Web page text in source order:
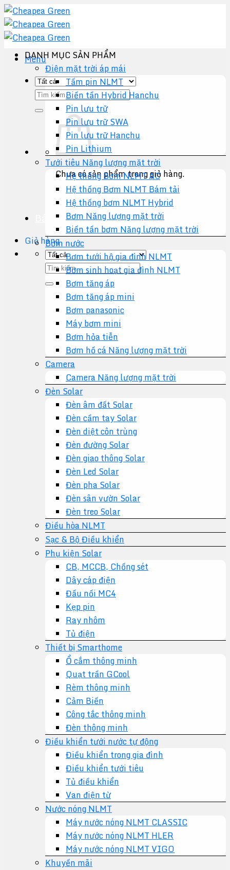
Chuyển
đến
nội
dung
Menu
Tìm
kiếm:
Chưa có sản phẩm trong giỏ hàng.
Quay trở lại cửa hàng
Báo giá +
Giỏ hàng
Tìm
kiếm:
DANH MỤC SẢN PHẨM
Điện mặt trời áp mái
Tấm pin NLMT
Biến tần Hybrid Hanchu
Pin lưu trữ
Pin lưu trữ SWA
Pin lưu trữ Hanchu
Pin Lithium
Tưới tiêu Năng lượng mặt trời
Hệ thống Bơm NLMT AC
Hệ thống Bơm NLMT Bám tải
Hệ thống bơm NLMT Hybrid
Bơm Năng lượng mặt trời
Biến tần bơm Năng lượng mặt trời
Bơm nước
Bơm tưới hộ gia đình NLMT
Bơm sinh hoạt gia đình NLMT
Bơm tăng áp
Bơm tăng áp mini
Bơm panasonic
Máy bơm mini
Bơm hỏa tiễn
Bơm hồ cá Năng lượng mặt trời
Camera
Camera Năng lượng mặt trời
Đèn Solar
Đèn âm đất Solar
Đèn cầm tay Solar
Đèn diệt côn trùng
Đèn đường Solar
Đèn giao thông Solar
Đèn Led Solar
Đèn pha Solar
Đèn sân vườn Solar
Đèn treo Solar
Điều hòa NLMT
Sạc & Bộ Điều khiển
Phụ kiện Solar
CB, MCCB, Chống sét
Dây cáp điện
Đầu nối MC4
Kẹp pin
Ray nhôm
Tủ điện
Thiết bị Smarthome
Ổ cắm thông minh
Quạt trần GCool
Rèm thông minh
Cảm Biến
Công tắc thông minh
Đèn thông minh
Điều khiển tưới nước tự động
Điều khiển trong gia đình
Điều khiển tưới tiêu
Tủ điều khiển
Van điện từ
Nước nóng NLMT
Máy nước nóng NLMT CLASSIC
Máy nước nóng NLMT HLER
Máy nước nóng NLMT VIGO
Khuyến mãi